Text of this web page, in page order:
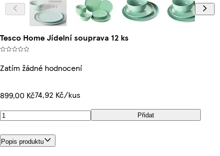
Tesco Home Jídelní souprava 12 ks
Zatím žádné hodnocení
899,00 Kč74,92 Kč/kus
Přidat
Popis produktu